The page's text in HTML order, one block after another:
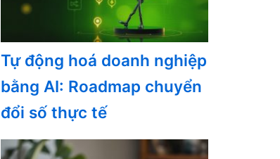
Tự động hoá doanh nghiệp
bằng AI: Roadmap chuyển
đổi số thực tế